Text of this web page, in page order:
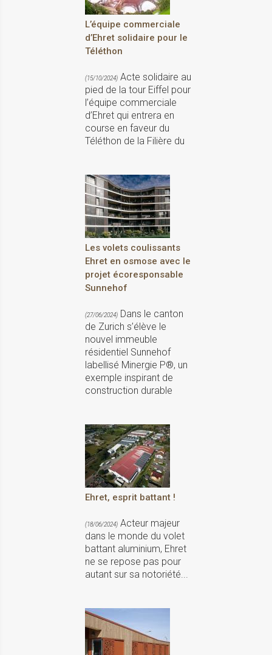
L’équipe commerciale
d’Ehret solidaire pour le
Téléthon
(15/10/2024) Acte solidaire au
pied de la tour Eiffel pour
l’équipe commerciale
d’Ehret qui entrera en
course en faveur du
Téléthon de la Filière du
Les volets coulissants
Ehret en osmose avec le
projet écoresponsable
Sunnehof
(27/06/2024) Dans le canton
de Zurich s’élève le
nouvel immeuble
résidentiel Sunnehof
labellisé Minergie P®, un
exemple inspirant de
construction durable
Ehret, esprit battant !
(18/06/2024) Acteur majeur
dans le monde du volet
battant aluminium, Ehret
ne se repose pas pour
autant sur sa notoriété...